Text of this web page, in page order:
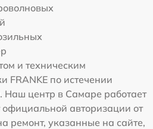
и техническим
FRANKE по истечении
Наш центр в Самаре работает
авторизации от
ремонт, указанные на сайте,